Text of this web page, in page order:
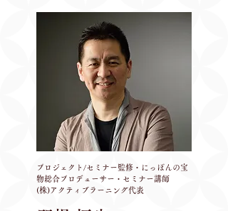
プロジェクト/セミナー監修・にっぽんの宝
物総合プロデューサー・セミナー講師
(株)アクティブラーニング代表